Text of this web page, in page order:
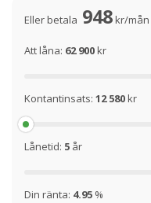
Eller betala 948kr/mån
Att låna: 62 900kr
Kontantinsats: 12 580kr
Lånetid: 5 år
Din ränta: 4.95 %